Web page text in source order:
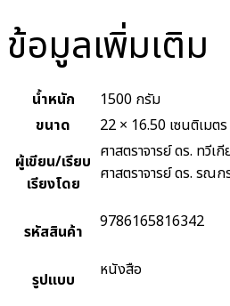
ข้อมูลเพิ่มเติม
น้ำหนัก
1500 กรัม
ขนาด
22 × 16.50 เซนติเมตร
ผู้เขียน/เรียบ
เรียงโดย
ศาสตราจารย์ ดร. ทวี
ศาสตราจารย์ ดร. ร
รหัสสินค้า 9786165816342
รูปแบบ หนังสือ